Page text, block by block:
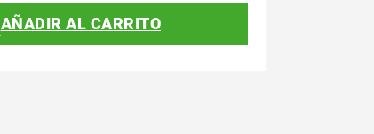
AÑADIR AL CARRITO